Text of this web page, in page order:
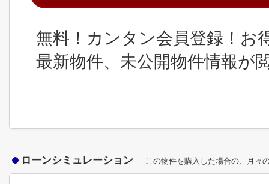
無料！カンタン会員登録！お
最新物件、未公開物件情報が
ローンシミュレーション この物件を購入した場合の、月々